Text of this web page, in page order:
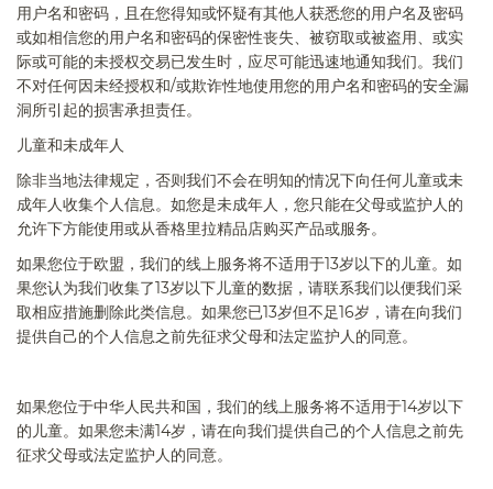
用户名和密码，且在您得知或怀疑有其他人获悉您的用户名及密码
或如相信您的用户名和密码的保密性丧失、被窃取或被盗用、或实
际或可能的未授权交易已发生时，应尽可能迅速地通知我们。我们
不对任何因未经授权和/或欺诈性地使用您的用户名和密码的安全漏
洞所引起的损害承担责任。
儿童和未成年人
除非当地法律规定，否则我们不会在明知的情况下向任何儿童或未
成年人收集个人信息。如您是未成年人，您只能在父母或监护人的
允许下方能使用或从香格里拉精品店购买产品或服务。
如果您位于欧盟，我们的线上服务将不适用于13岁以下的儿童。如
果您认为我们收集了13岁以下儿童的数据，请联系我们以便我们采
取相应措施删除此类信息。如果您已13岁但不足16岁，请在向我们
提供自己的个人信息之前先征求父母和法定监护人的同意。
如果您位于中华人民共和国，我们的线上服务将不适用于14岁以下
的儿童。如果您未满14岁，请在向我们提供自己的个人信息之前先
征求父母或法定监护人的同意。